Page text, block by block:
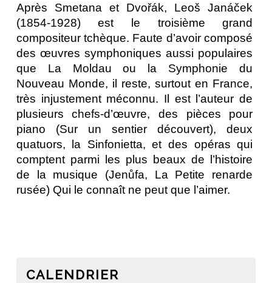
Après Smetana et Dvořák, Leoš Janáček
(1854-1928) est le troisième grand
compositeur tchèque. Faute d’avoir composé
des œuvres symphoniques aussi populaires
que La Moldau ou la Symphonie du
Nouveau Monde, il reste, surtout en France,
très injustement méconnu. Il est l’auteur de
plusieurs chefs-d’œuvre, des pièces pour
piano (Sur un sentier découvert), deux
quatuors, la Sinfonietta, et des opéras qui
comptent parmi les plus beaux de l’histoire
de la musique (Jenůfa, La Petite renarde
rusée) Qui le connaît ne peut que l’aimer.
CALENDRIER